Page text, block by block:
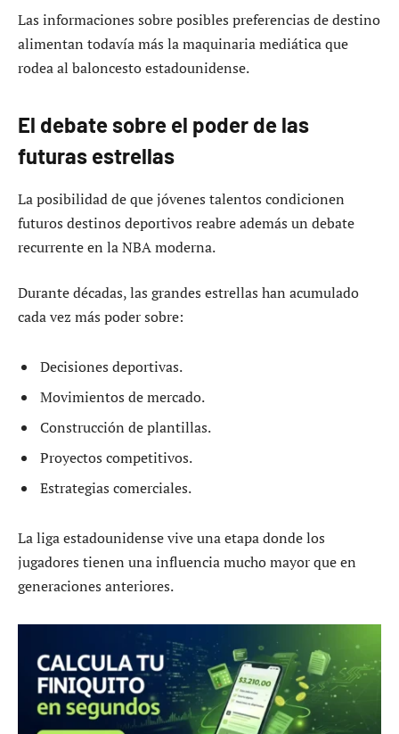
Las informaciones sobre posibles preferencias de destino
alimentan todavía más la maquinaria mediática que
rodea al baloncesto estadounidense.
El debate sobre el poder de las
futuras estrellas
La posibilidad de que jóvenes talentos condicionen
futuros destinos deportivos reabre además un debate
recurrente en la NBA moderna.
Durante décadas, las grandes estrellas han acumulado
cada vez más poder sobre:
Decisiones deportivas.
Movimientos de mercado.
Construcción de plantillas.
Proyectos competitivos.
Estrategias comerciales.
La liga estadounidense vive una etapa donde los
jugadores tienen una influencia mucho mayor que en
generaciones anteriores.